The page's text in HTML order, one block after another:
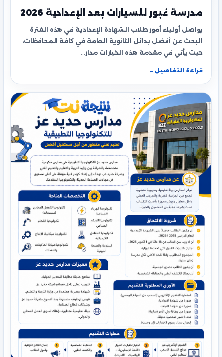
مدرسة غبور للسيارات بعد الإعدادية 2026
يواصل أولياء أمور طلاب الشهادة الإعدادية في هذه الفترة
البحث عن أفضل بدائل الثانوية العامة في كافة المحافظات،
حيث يأتي في مقدمة هذه الخيارات مدار…
قراءة التفاصيل ←